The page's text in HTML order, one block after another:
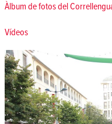
Àlbum de fotos del
Vídeos